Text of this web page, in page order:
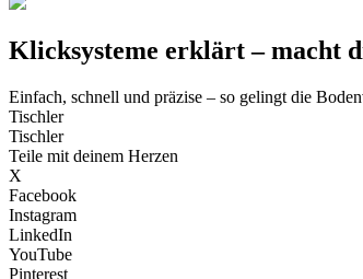
Klicksysteme erklärt – macht
Einfach, schnell und präzise – so gelingt die
Tischler
Tischler
Teile mit deinem Herzen
X
Facebook
Instagram
LinkedIn
YouTube
Pinterest